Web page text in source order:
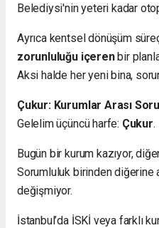
Belediysi'nin yeteri kadar
Ayrıca kentsel dönüşüm
zorunluluğu içerenbir
Aksi halde her yeni bina,
Çukur: Kurumlar Arası
Gelelim üçüncü harfe: Çukur.
Bugün bir kurum kazıyor,
Sorumluluk birinden diğerine
değişmiyor.
İstanbul’da İSKİ veya farklı